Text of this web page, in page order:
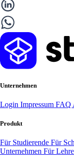
Unternehmen
Login Impressum FAQ
Produkt
Für Studierende Für
Unternehmen Für